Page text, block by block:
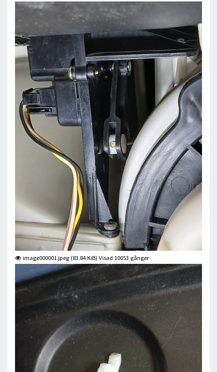
image000001.jpeg (83.84 KiB) Visad 10053 gånger